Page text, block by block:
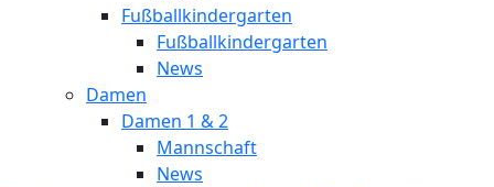
Fußballkindergarten
Fußballkindergarten
News
Damen
Damen 1 & 2
Mannschaft
News